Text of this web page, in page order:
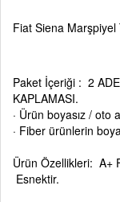
Fiat Siena Marşpiyel
Paket İçeriği : 2
KAPLAMASI.
· Ürün boyasız / oto
· Fiber ürünlerin
Ürün Özellikleri: A+
Esnektir.